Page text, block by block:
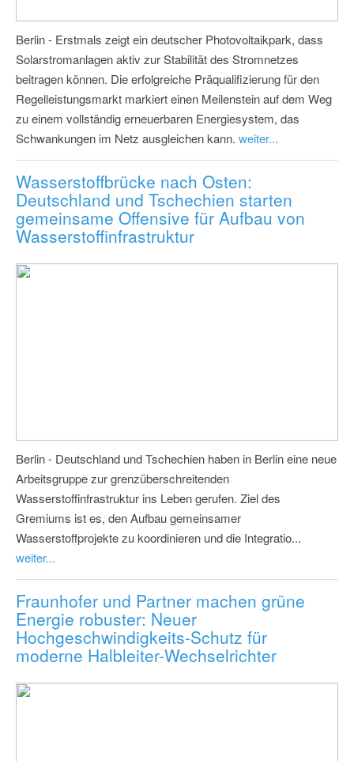
Berlin - Erstmals zeigt ein deutscher Photovoltaikpark, dass
Solarstromanlagen aktiv zur Stabilität des Stromnetzes
beitragen können. Die erfolgreiche Präqualifizierung für den
Regelleistungsmarkt markiert einen Meilenstein auf dem Weg
zu einem vollständig erneuerbaren Energiesystem, das
Schwankungen im Netz ausgleichen kann. weiter...
Wasserstoffbrücke nach Osten:
Deutschland und Tschechien starten
gemeinsame Offensive für Aufbau von
Wasserstoffinfrastruktur
Berlin - Deutschland und Tschechien haben in Berlin eine neue
Arbeitsgruppe zur grenzüberschreitenden
Wasserstoffinfrastruktur ins Leben gerufen. Ziel des
Gremiums ist es, den Aufbau gemeinsamer
Wasserstoffprojekte zu koordinieren und die Integratio...
weiter...
Fraunhofer und Partner machen grüne
Energie robuster: Neuer
Hochgeschwindigkeits-Schutz für
moderne Halbleiter-Wechselrichter